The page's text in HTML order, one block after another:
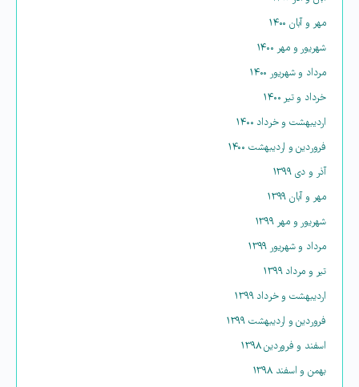
مهر و آبان ۱۴۰۰
شهریور و مهر ۱۴۰۰
مرداد و شهریور ۱۴۰۰
خرداد و تیر ۱۴۰۰
اردیبهشت و خرداد ۱۴۰۰
فروردین و اردیبهشت ۱۴۰۰
آذر و دی ۱۳۹۹
مهر و آبان ۱۳۹۹
شهریور و مهر ۱۳۹۹
مرداد و شهریور ۱۳۹۹
تیر و مرداد ۱۳۹۹
اردیبهشت و خرداد ۱۳۹۹
فروردین و اردیبهشت ۱۳۹۹
اسفند و فروردین ۱۳۹۸
بهمن و اسفند ۱۳۹۸